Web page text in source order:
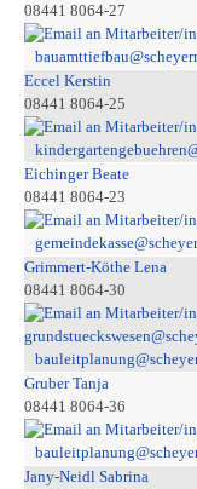
08441 8064-27
Eccel Kerstin
08441 8064-25
Eichinger Beate
08441 8064-23
Grimmert-Köthe Lena
08441 8064-30
Gruber Tanja
08441 8064-36
Jany-Neidl Sabrina